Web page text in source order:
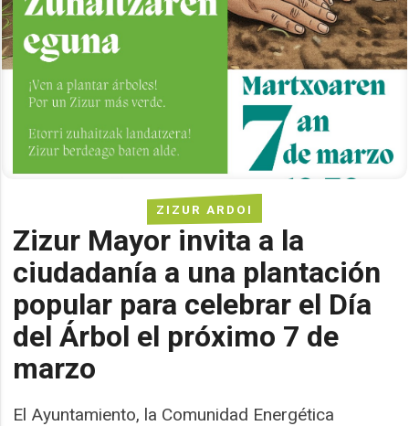
ZIZUR ARDOI
Zizur Mayor invita a la
ciudadanía a una plantación
popular para celebrar el Día
del Árbol el próximo 7 de
marzo
El Ayuntamiento, la Comunidad Energética